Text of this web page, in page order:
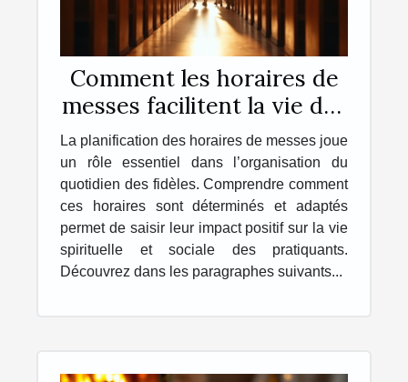
Comment les horaires de
messes facilitent la vie des
pratiquants ?
La planification des horaires de messes joue
un rôle essentiel dans l’organisation du
quotidien des fidèles. Comprendre comment
ces horaires sont déterminés et adaptés
permet de saisir leur impact positif sur la vie
spirituelle et sociale des pratiquants.
Découvrez dans les paragraphes suivants...